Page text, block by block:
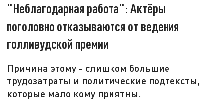
"Неблагодарная работа": Актёры
поголовно отказываются от ведения
голливудской премии
Причина этому - слишком большие
трудозатраты и политические подтексты,
которые мало кому приятны.